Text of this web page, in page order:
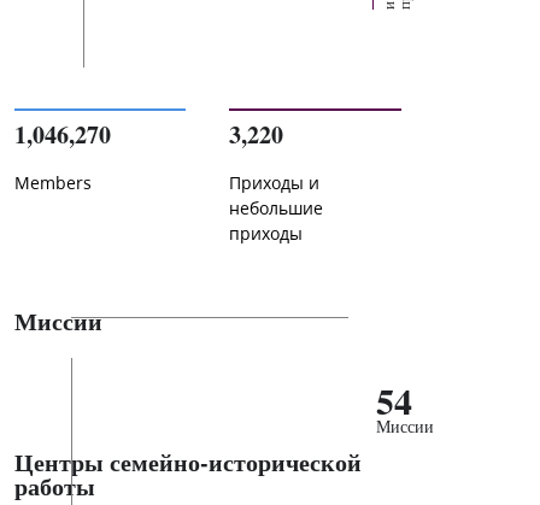
1,046,270
Members
3,220
Приходы и
небольшие
приходы
Миссии
54
Миссии
Центры семейно-исторической
работы